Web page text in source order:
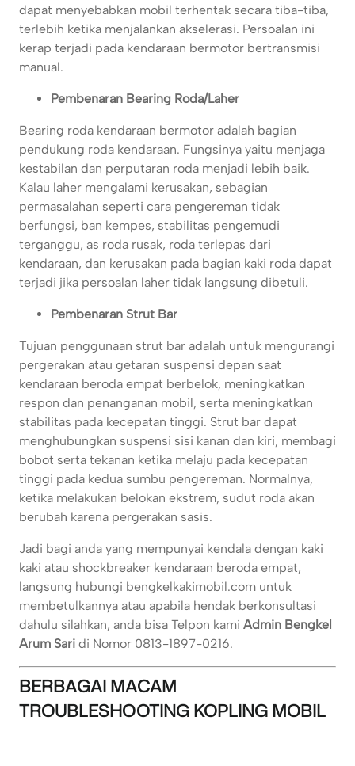
dapat menyebabkan mobil terhentak secara tiba-tiba,
terlebih ketika menjalankan akselerasi. Persoalan ini
kerap terjadi pada kendaraan bermotor bertransmisi
manual.
Pembenaran Bearing Roda/Laher
Bearing roda kendaraan bermotor adalah bagian
pendukung roda kendaraan. Fungsinya yaitu menjaga
kestabilan dan perputaran roda menjadi lebih baik.
Kalau laher mengalami kerusakan, sebagian
permasalahan seperti cara pengereman tidak
berfungsi, ban kempes, stabilitas pengemudi
terganggu, as roda rusak, roda terlepas dari
kendaraan, dan kerusakan pada bagian kaki roda dapat
terjadi jika persoalan laher tidak langsung dibetuli.
Pembenaran Strut Bar
Tujuan penggunaan strut bar adalah untuk mengurangi
pergerakan atau getaran suspensi depan saat
kendaraan beroda empat berbelok, meningkatkan
respon dan penanganan mobil, serta meningkatkan
stabilitas pada kecepatan tinggi. Strut bar dapat
menghubungkan suspensi sisi kanan dan kiri, membagi
bobot serta tekanan ketika melaju pada kecepatan
tinggi pada kedua sumbu pengereman. Normalnya,
ketika melakukan belokan ekstrem, sudut roda akan
berubah karena pergerakan sasis.
Jadi bagi anda yang mempunyai kendala dengan kaki
kaki atau shockbreaker kendaraan beroda empat,
langsung hubungi bengkelkakimobil.com untuk
membetulkannya atau apabila hendak berkonsultasi
dahulu silahkan, anda bisa Telpon kami Admin Bengkel
Arum Sari di Nomor 0813-1897-0216.
BERBAGAI MACAM
TROUBLESHOOTING KOPLING MOBIL